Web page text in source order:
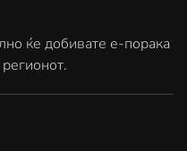
ќе добивате е-порака